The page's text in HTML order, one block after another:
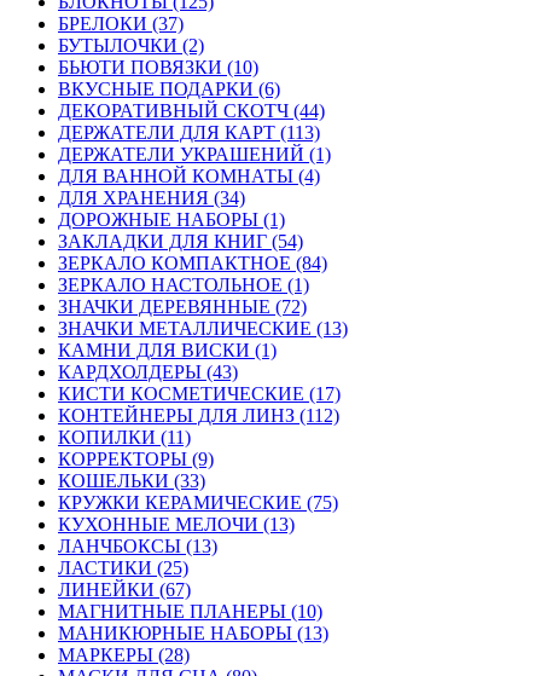
БРЕЛОКИ (37)
БУТЫЛОЧКИ (2)
БЬЮТИ ПОВЯЗКИ (10)
ВКУСНЫЕ ПОДАРКИ (6)
ДЕКОРАТИВНЫЙ СКОТЧ (44)
ДЕРЖАТЕЛИ ДЛЯ КАРТ (113)
ДЕРЖАТЕЛИ УКРАШЕНИЙ (1)
ДЛЯ ВАННОЙ КОМНАТЫ (4)
ДЛЯ ХРАНЕНИЯ (34)
ДОРОЖНЫЕ НАБОРЫ (1)
ЗАКЛАДКИ ДЛЯ КНИГ (54)
ЗЕРКАЛО КОМПАКТНОЕ (84)
ЗЕРКАЛО НАСТОЛЬНОЕ (1)
ЗНАЧКИ ДЕРЕВЯННЫЕ (72)
ЗНАЧКИ МЕТАЛЛИЧЕСКИЕ (13)
КАМНИ ДЛЯ ВИСКИ (1)
КАРДХОЛДЕРЫ (43)
КИСТИ КОСМЕТИЧЕСКИЕ (17)
КОНТЕЙНЕРЫ ДЛЯ ЛИНЗ (112)
КОПИЛКИ (11)
КОРРЕКТОРЫ (9)
КОШЕЛЬКИ (33)
КРУЖКИ КЕРАМИЧЕСКИЕ (75)
КУХОННЫЕ МЕЛОЧИ (13)
ЛАНЧБОКСЫ (13)
ЛАСТИКИ (25)
ЛИНЕЙКИ (67)
МАГНИТНЫЕ ПЛАНЕРЫ (10)
МАНИКЮРНЫЕ НАБОРЫ (13)
МАРКЕРЫ (28)